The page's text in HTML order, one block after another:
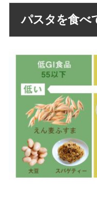
パスタを食べ